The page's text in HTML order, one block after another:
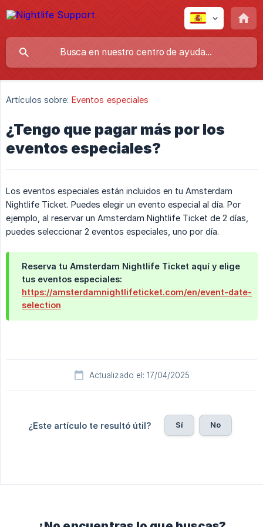
Artículos sobre: Eventos especiales
¿Tengo que pagar más por los
eventos especiales?
Los eventos especiales están incluidos en tu Amsterdam
Nightlife Ticket. Puedes elegir un evento especial al día. Por
ejemplo, al reservar un Amsterdam Nightlife Ticket de 2 días,
puedes seleccionar 2 eventos especiales, uno por día.
Reserva tu Amsterdam Nightlife Ticket aquí y elige
tus eventos especiales:
https://amsterdamnightlifeticket.com/en/event-date-
selection
Actualizado el: 17/04/2025
¿Este artículo te resultó útil? Sí No